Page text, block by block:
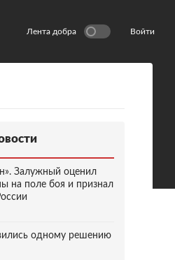
Лента добра Войти
Залужный оценил
на поле боя и признал
одному решению